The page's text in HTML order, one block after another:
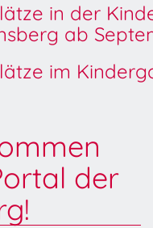
in der
ab
im
der